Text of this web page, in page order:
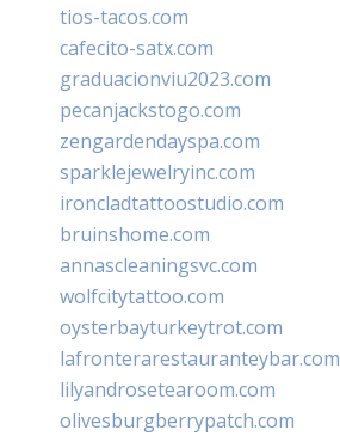
tios-tacos.com
cafecito-satx.com
graduacionviu2023.com
pecanjackstogo.com
zengardendayspa.com
sparklejewelryinc.com
ironcladtattoostudio.com
bruinshome.com
annascleaningsvc.com
wolfcitytattoo.com
oysterbayturkeytrot.com
lafronterarestauranteybar.com
lilyandrosetearoom.com
olivesburgberrypatch.com